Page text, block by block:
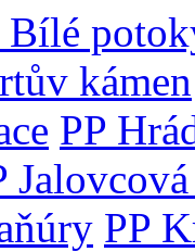
Bílé
kámen
PP
PP